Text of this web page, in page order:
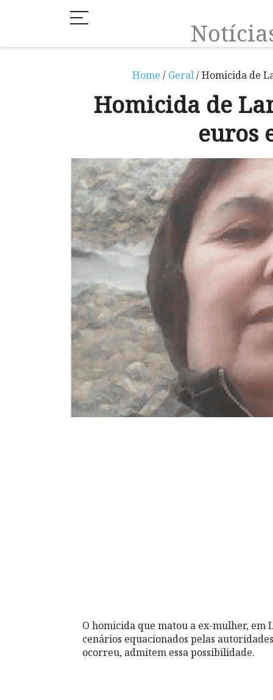
Home / Geral/ Homicida de
Homicida de
euros
O homicida que matou a ex-mulher, em
cenários equacionados pelas
ocorreu, admitem essa possibilidade.